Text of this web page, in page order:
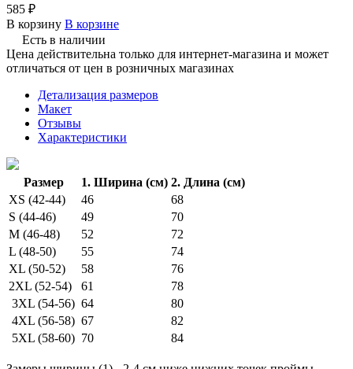
585 ₽
В корзину В корзине
Есть в наличии
Цена действительна только для интернет-магазина и может
отличаться от цен в розничных магазинах
Детализация размеров
Макет
Отзывы
Характеристики
Размер 1. Ширина (см) 2. Длина (см)
XS (42-44)
46
68
S (44-46)
49
70
M (46-48)
52
72
L (48-50)
55
74
XL (50-52)
58
76
2XL (52-54)
61
78
3XL (54-56) 64
80
4XL (56-58) 67
82
5XL (58-60) 70 84